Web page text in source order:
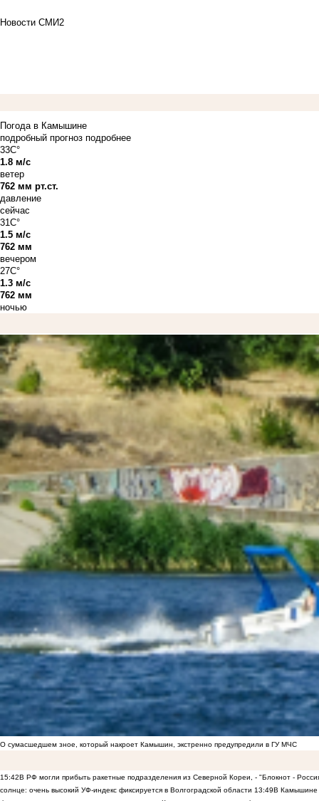
Новости СМИ2
Погода в Камышине
подробный прогноз подробнее
33C°
1.8 м/с
ветер
762 мм рт.ст.
давление
сейчас
31C°
1.5 м/с
762 мм
вечером
27C°
1.3 м/с
762 мм
ночью
О сумасшедшем зное, который накроет Камышин, экстренно предупредили в ГУ МЧС
15:42В РФ могли прибыть ракетные подразделения из Северной Кореи, - "Блокнот -
солнце: очень высокий УФ-индекс фиксируется в Волгоградской области 13:49В Камышине